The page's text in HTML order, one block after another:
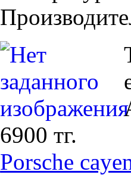
6900 тг.
Porsche